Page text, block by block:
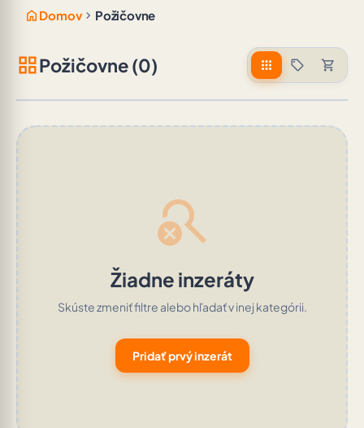
home Domov chevron_right Požičovne
grid_viewPožičovne (0) apps sell shopping_cart
search_off
Žiadne inzeráty
Skúste zmeniť filtre alebo hľadať v inej kategórii.
Pridať prvý inzerát